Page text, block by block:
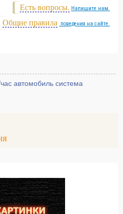
Есть вопросы. Напишите нам.
Общие правила поведения на сайте.
автомобиль система